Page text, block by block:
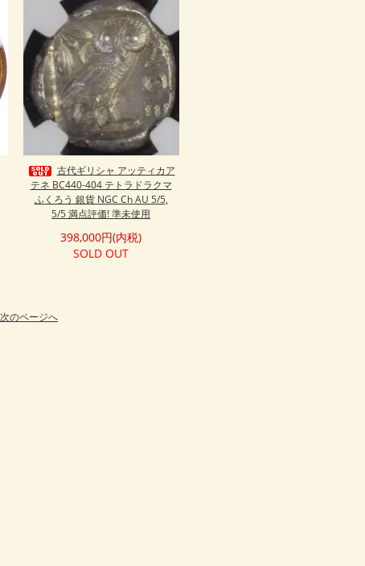
古代ギリシャ アッティカア
テネ BC440-404 テトラドラクマ
ふくろう 銀貨 NGC Ch AU 5/5,
5/5 満点評価! 準未使用
398,000円(内税)
SOLD OUT
次のページへ